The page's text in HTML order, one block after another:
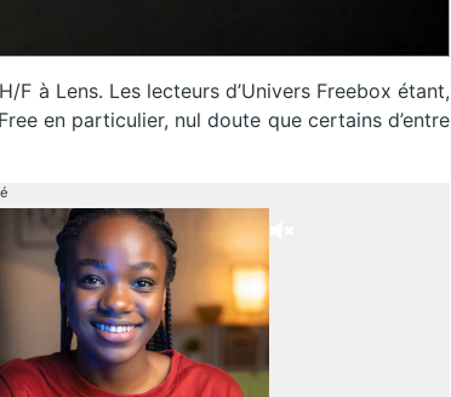
à Lens. Les lecteurs d’Univers Freebox étant,
en particulier, nul doute que certains d’entre